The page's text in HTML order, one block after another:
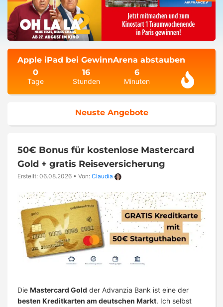
Apple iPad bei GewinnArena abstauben
0
Tage
16
Stunden
6
Minuten
Neuste Angebote
50€ Bonus für kostenlose Mastercard
Gold + gratis Reiseversicherung
Erstellt: 06.08.2026 • Von: Claudia
Die Mastercard Gold der Advanzia Bank ist eine der
besten Kreditkarten am deutschen Markt. Ich selbst